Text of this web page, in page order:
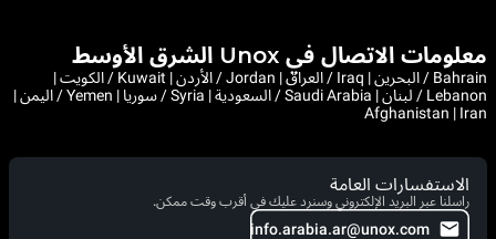
معلومات الاتصال في Unox الشرق الأوسط
Bahrain / البحرين | Iraq / العراق | Jordan / الأردن | Kuwait / الكويت |
Lebanon / لبنان | Saudi Arabia / السعودية | Syria / سوريا | Yemen / اليمن |
Afghanistan | Iran
الاستفسارات العامة
راسلنا عبر البريد الإلكتروني وسنرد عليك في أقرب وقت ممكن.
info.arabia.ar@unox.com